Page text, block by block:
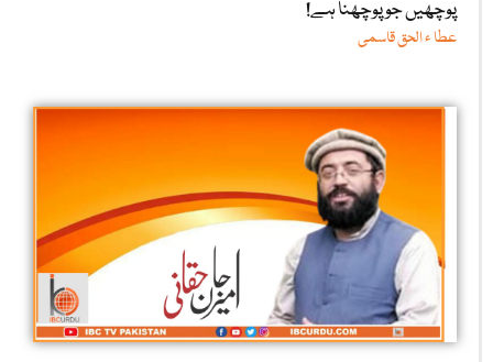
پوچھیں جو پوچھنا ہے!
عطا ء الحق قاسمی